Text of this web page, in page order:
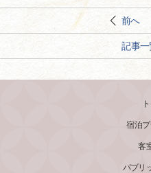
前へ
記事
宿泊
客
パブリ